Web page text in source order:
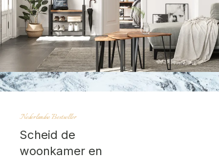
Nederlandse Bestseller
Scheid de
woonkamer en